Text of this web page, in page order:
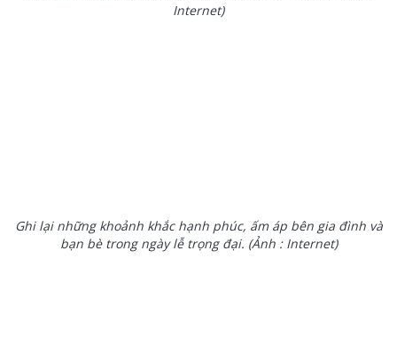
Internet)
Ghi lại những khoảnh khắc hạnh phúc, ấm áp bên gia đình và
bạn bè trong ngày lễ trọng đại. (Ảnh : Internet)